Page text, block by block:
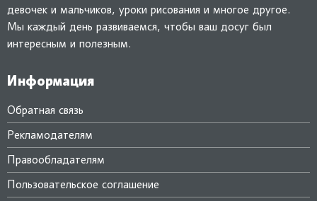
девочек и мальчиков, уроки рисования и многое другое.
Мы каждый день развиваемся, чтобы ваш досуг был
интересным и полезным.
Информация
Обратная связь
Рекламодателям
Правообладателям
Пользовательское соглашение